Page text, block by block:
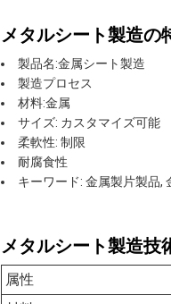
メタルシート製造の
製品名:金属シート製造
製造プロセス
材料:金属
サイズ: カスタマイズ可能
柔軟性: 制限
耐腐食性
キーワード: 金属製片製品,
メタルシート製造技
属性